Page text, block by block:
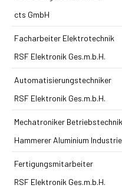
cts GmbH
Facharbeiter Elektrotechnik
RSF Elektronik Ges.m.b.H.
Automatisierungstechniker
RSF Elektronik Ges.m.b.H.
Mechatroniker
Hammerer Aluminium
Fertigungsmitarbeiter
RSF Elektronik Ges.m.b.H.